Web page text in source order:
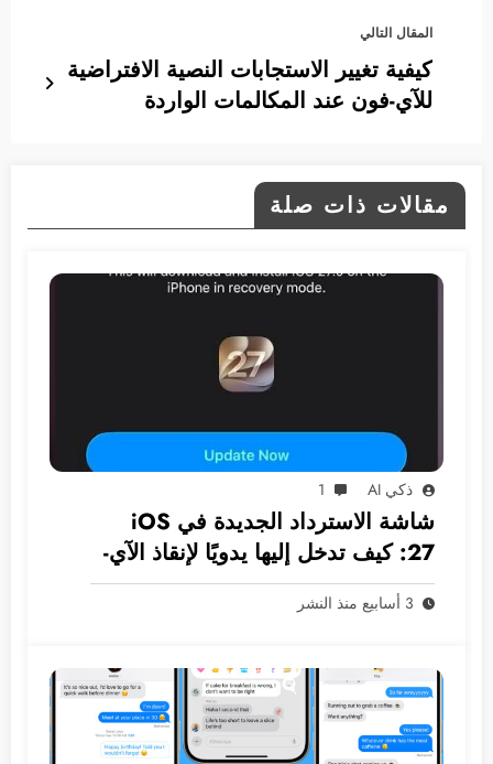
المقال التالي
كيفية تغيير الاستجابات النصية الافتراضية
للآي-فون عند المكالمات الواردة
مقالات ذات صلة
ذكي AI 1
شاشة الاسترداد الجديدة في iOS
27: كيف تدخل إليها يدويًا لإنقاذ الآي-
فون دون كمبيوتر؟
3 أسابيع منذ النشر